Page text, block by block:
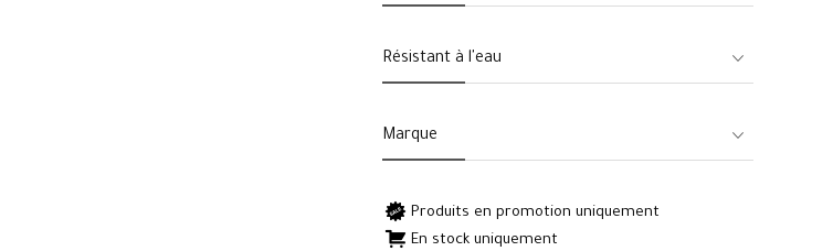
Résistant à l'eau
Marque
Produits en promotion uniquement
En stock uniquement